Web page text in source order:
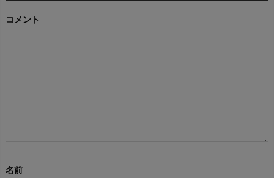
コメント
名前